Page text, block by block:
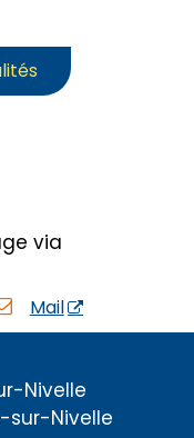
via
Mail
Nivelle
sur-Nivelle